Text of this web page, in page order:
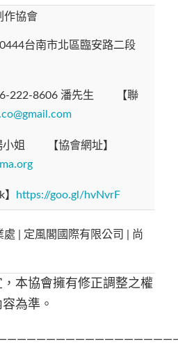
作協會
台南市北區臨安路二段
06-222-8606 潘先生 【聯
小姐 【協會網址】
https://goo.gl/hvNvrF
處 | 定風閣國際有限公司 | 尚
本協會擁有修正調整之權
為準。